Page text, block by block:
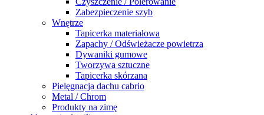
Zabezpieczenie szyb
Wnętrze
Tapicerka materiałowa
Zapachy / Odświeżacze powietrza
Dywaniki gumowe
Tworzywa sztuczne
Tapicerka skórzana
Pielęgnacja dachu cabrio
Metal / Chrom
Produkty na zimę